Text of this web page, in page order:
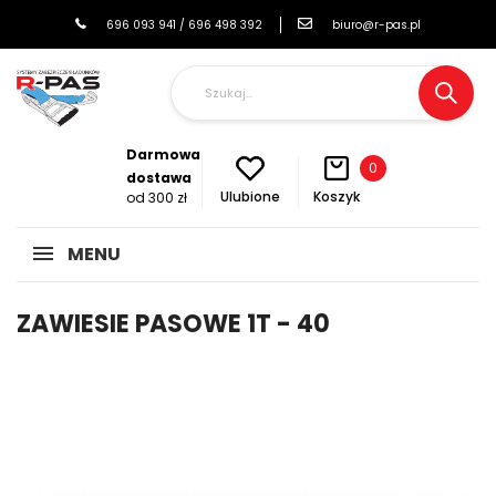
696 093 941 / 696 498 392 biuro@r-pas.pl
Darmowa
dostawa
od 300 zł
Ulubione Koszyk
0
MENU
ZAWIESIE PASOWE 1T - 40